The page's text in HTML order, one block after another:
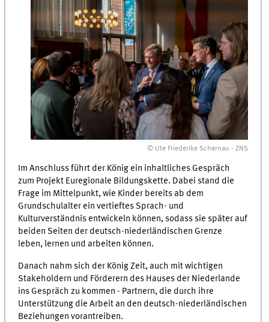
© Ute Friederike Schernau - ZNS
Im Anschluss führt der König ein inhaltliches Gespräch
zum Projekt Euregionale Bildungskette. Dabei stand die
Frage im Mittelpunkt, wie Kinder bereits ab dem
Grundschulalter ein vertieftes Sprach- und
Kulturverständnis entwickeln können, sodass sie später auf
beiden Seiten der deutsch-niederländischen Grenze
leben, lernen und arbeiten können.
Danach nahm sich der König Zeit, auch mit wichtigen
Stakeholdern und Förderern des Hauses der Niederlande
ins Gespräch zu kommen - Partnern, die durch ihre
Unterstützung die Arbeit an den deutsch-niederländischen
Beziehungen vorantreiben.